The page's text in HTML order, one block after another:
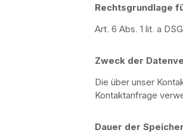
Rechtsgrundlage
Art. 6 Abs. 1 lit. a
Zweck der
Die über unser
Kontaktanfrage
Dauer der